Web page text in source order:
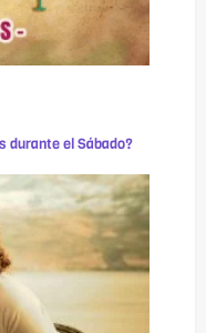
durante el Sábado?